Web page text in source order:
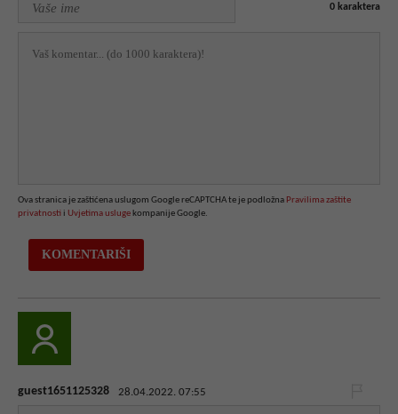
0 karaktera
Ova stranica je zaštićena uslugom Google reCAPTCHA te je podložna Pravilima zaštite
privatnosti i Uvjetima usluge kompanije Google.
guest1651125328 28.04.2022. 07:55